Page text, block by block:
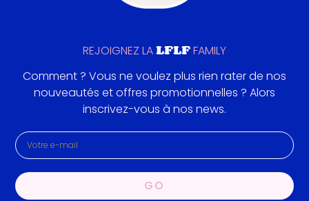
REJOIGNEZ LALFLFFAMILY
Comment ? Vous ne voulez plus rien rater de nos
nouveautés et offres promotionnelles ? Alors
inscrivez-vous à nos news.
GO